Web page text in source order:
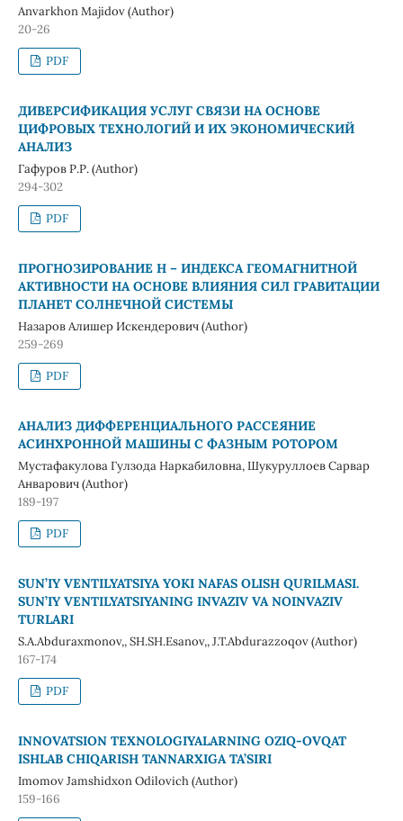
Аnvаrkhon Mаjidov (Author)
20-26
PDF
ДИВЕРСИФИКАЦИЯ УСЛУГ СВЯЗИ НА ОСНОВЕ
ЦИФРОВЫХ ТЕХНОЛОГИЙ И ИХ ЭКОНОМИЧЕСКИЙ
АНАЛИЗ
Гафуров Р.Р. (Author)
294-302
PDF
ПРОГНОЗИРОВАНИЕ Н – ИНДЕКСА ГЕОМАГНИТНОЙ
АКТИВНОСТИ НА ОСНОВЕ ВЛИЯНИЯ СИЛ ГРАВИТАЦИИ
ПЛАНЕТ СОЛНЕЧНОЙ СИСТЕМЫ
Назаров Алишер Искендерович (Author)
259-269
PDF
АНАЛИЗ ДИФФЕРЕНЦИАЛЬНОГО РАССЕЯНИЕ
АСИНХРОННОЙ МАШИНЫ С ФАЗНЫМ РОТОРОМ
Мустафакулова Гулзода Наркабиловна, Шукуруллоев Сарвар
Анварович (Author)
189-197
PDF
SUN’IY VENTILYATSIYA YOKI NAFAS OLISH QURILMASI.
SUN’IY VENTILYATSIYANING INVAZIV VA NOINVAZIV
TURLARI
S.A.Abduraxmonov,, SH.SH.Esanov,, J.T.Abdurazzoqov (Author)
167-174
PDF
INNOVATSION TEXNOLOGIYALARNING OZIQ-OVQAT
ISHLAB CHIQARISH TANNARXIGA TA’SIRI
Imomov Jamshidxon Odilovich (Author)
159-166